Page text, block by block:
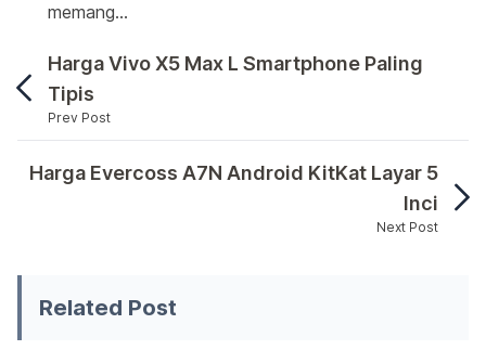
memang…
Harga Vivo X5 Max L Smartphone Paling
Tipis
Prev Post
Salah satu perusahaan multinasional asal negara
Harga Evercoss A7N Android KitKat Layar 5
Inci
Next Post
Related Post